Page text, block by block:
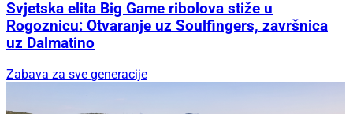
Svjetska elita Big Game ribolova stiže u
Rogoznicu: Otvaranje uz Soulfingers, završnica
uz Dalmatino
Zabava za sve generacije